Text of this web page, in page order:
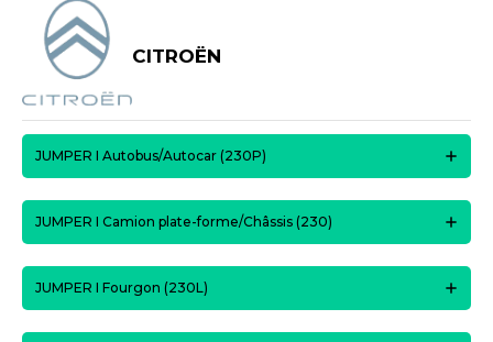
CITROËN
JUMPER I Autobus/Autocar (230P)
JUMPER I Camion plate-forme/Châssis (230)
JUMPER I Fourgon (230L)